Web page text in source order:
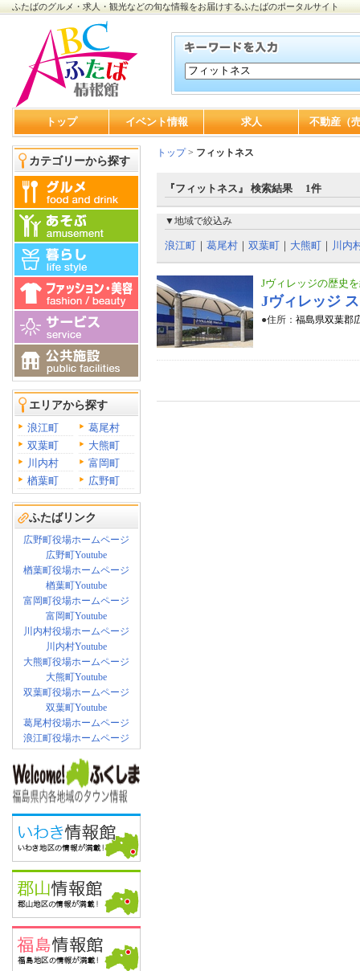
ふたばのグルメ・求人・観光などの旬な情報をお届けするふたばのポータルサイト
トップ イベント情報 求人 不動産（
カテゴリーから探す
エリアから探す
浪江町
葛尾村
双葉町
大熊町
川内村
富岡町
楢葉町
広野町
ふたばリンク
広野町役場ホームページ
広野町Youtube
楢葉町役場ホームページ
楢葉町Youtube
富岡町役場ホームページ
富岡町Youtube
川内村役場ホームページ
川内村Youtube
大熊町役場ホームページ
大熊町Youtube
双葉町役場ホームページ
双葉町Youtube
葛尾村役場ホームページ
浪江町役場ホームページ
トップ> フィットネス
『フィットネス』 検索結果 1件
▼地域で絞込み
浪江町 ｜ 葛尾村 ｜ 双葉町 ｜ 大熊町 ｜ 川内
Jヴィレッジの歴史
Jヴィレッジ
●住所： 福島県双葉郡